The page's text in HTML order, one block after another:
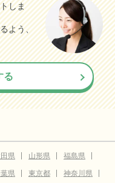
しま
よう、
る
県 山形県
福島県
県 東京都
神奈川県